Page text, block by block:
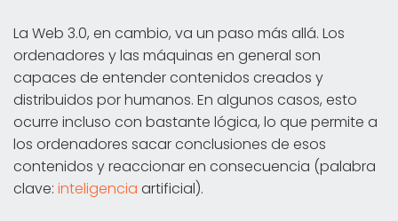
La Web 3.0, en cambio, va un paso más allá. Los
ordenadores y las máquinas en general son
capaces de entender contenidos creados y
distribuidos por humanos. En algunos casos, esto
ocurre incluso con bastante lógica, lo que permite a
los ordenadores sacar conclusiones de esos
contenidos y reaccionar en consecuencia (palabra
clave: inteligencia artificial).